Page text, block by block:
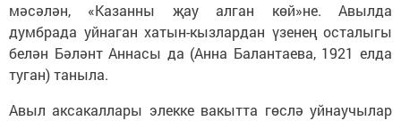
мәсәлән, «Казанны җау алган көй»не. Авылда
думбрада уйнаган хатын-кызлардан үзенең осталыгы
белән Бәләнт Аннасы да (Анна Балантаева, 1921 елда
туган) таныла.
Авыл аксакаллары элекке вакытта гөслә уйнаучылар